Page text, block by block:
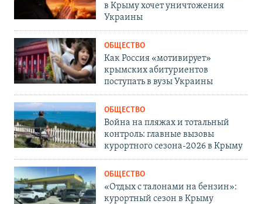
в Крыму хочет уничтожения
Украины
ОБЩЕСТВО
Как Россия «мотивирует»
крымских абитуриентов
поступать в вузы Украины
ОБЩЕСТВО
Война на пляжах и тотальный
контроль: главные вызовы
курортного сезона-2026 в Крыму
ОБЩЕСТВО
«Отдых с талонами на бензин»:
курортный сезон в Крыму